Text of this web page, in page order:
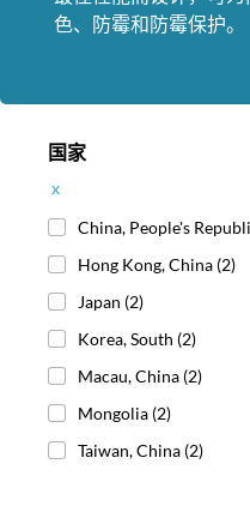
色、防霉和防霉保护。
国家
x
China, People's
Hong Kong, China (2)
Japan (2)
Korea, South (2)
Macau, China (2)
Mongolia (2)
Taiwan, China (2)